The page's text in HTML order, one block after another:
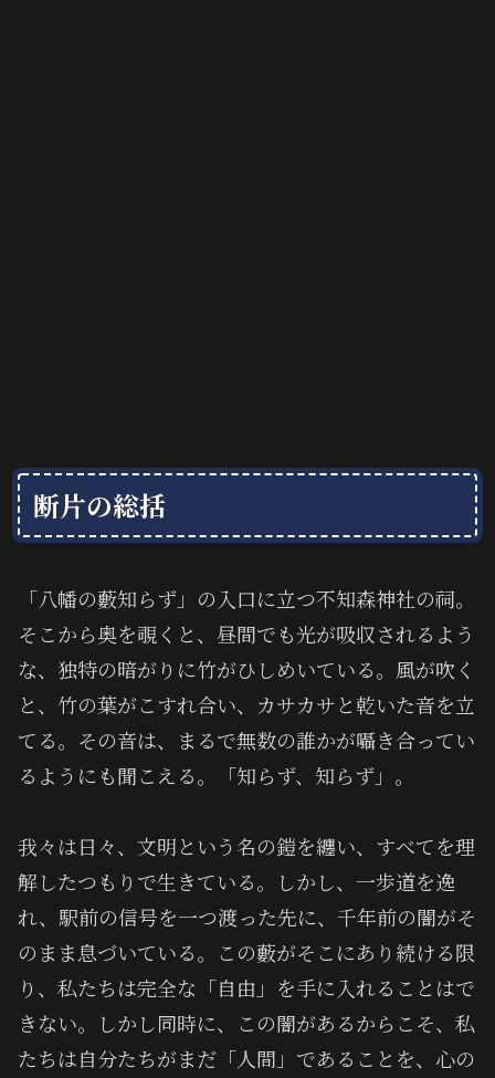
断片の総括
「八幡の藪知らず」の入口に立つ不知森神社の祠。
そこから奥を覗くと、昼間でも光が吸収されるよう
な、独特の暗がりに竹がひしめいている。風が吹く
と、竹の葉がこすれ合い、カサカサと乾いた音を立
てる。その音は、まるで無数の誰かが囁き合ってい
るようにも聞こえる。「知らず、知らず」。
我々は日々、文明という名の鎧を纏い、すべてを理
解したつもりで生きている。しかし、一歩道を逸
れ、駅前の信号を一つ渡った先に、千年前の闇がそ
のまま息づいている。この藪がそこにあり続ける限
り、私たちは完全な「自由」を手に入れることはで
きない。しかし同時に、この闇があるからこそ、私
たちは自分たちがまだ「人間」であることを、心の